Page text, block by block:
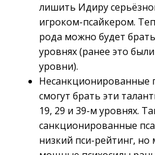
лишить Идиру
игроком-псайкером.
рода можно будет
уровнях (ранее это
уровни).
Несанкционированные
смогут брать эти
19, 29 и 39-м уровнях.
санкционированные
низкий пси-рейтинг, но